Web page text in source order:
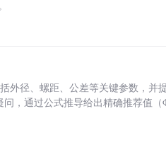
外径、螺距、公差等关键参数，并
问，通过公式推导给出精确推荐值